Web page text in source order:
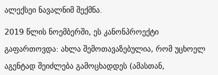
ალექსეი ნავალნიმ შექმნა.
2019 წლის ნოემბერში, ეს კანონპროექტი
გაფართოვდა: ახლა შემოთავაზებულია, რომ უცხოელ
აგენტად შეიძლება გამოცხადდეს (ამასთან,